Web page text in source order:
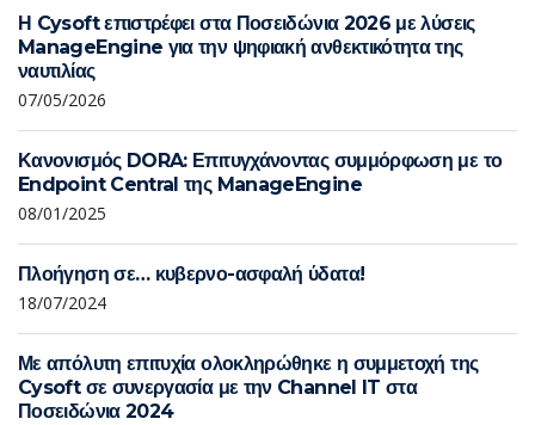
Η Cysoft επιστρέφει στα Ποσειδώνια 2026 με λύσεις
ManageEngine για την ψηφιακή ανθεκτικότητα της
ναυτιλίας
07/05/2026
Κανονισμός DORA: Επιτυγχάνοντας συμμόρφωση με το
Endpoint Central της ManageEngine
08/01/2025
Πλοήγηση σε… κυβερνο-ασφαλή ύδατα!
18/07/2024
Με απόλυτη επιτυχία ολοκληρώθηκε η συμμετοχή της
Cysoft σε συνεργασία με την Channel IT στα
Ποσειδώνια 2024